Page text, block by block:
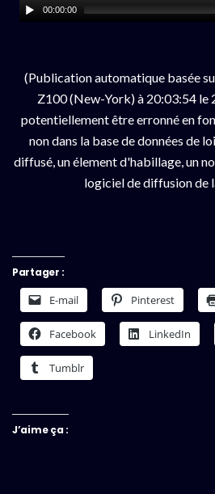
00:00:00
(Publication automatique basée
Z100 (New-York) à 20:03:54 le
potentiellement être erronné en
non dans la base de données de
diffusé, un élement d'habillage, un
logiciel de diffusion de
Partager :
E-mail Pinterest
Facebook LinkedIn
Tumblr
J’aime ça :